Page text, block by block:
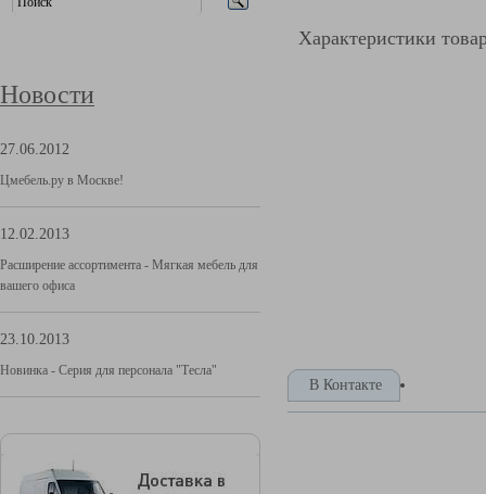
Новости
27.06.2012
Цмебель.ру в Москве!
12.02.2013
Расширение ассортимента - Мягкая мебель для
вашего офиса
23.10.2013
Новинка - Серия для персонала "Тесла"
Характеристики
В Контакте